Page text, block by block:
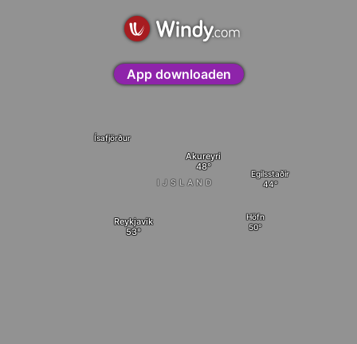
Ísafjörður
Egilsstaðir
Höfn
Akureyri
IJSLAND
Reykjavik
App downloaden